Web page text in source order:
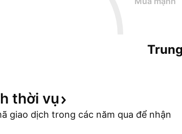
thời vụ
giao dịch trong các năm qua để nhận